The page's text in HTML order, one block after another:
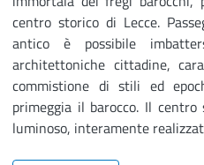
centro storico di Lecce.
antico è possibile
architettoniche cittadine,
commistione di stili ed
primeggia il barocco. Il
luminoso, interamente